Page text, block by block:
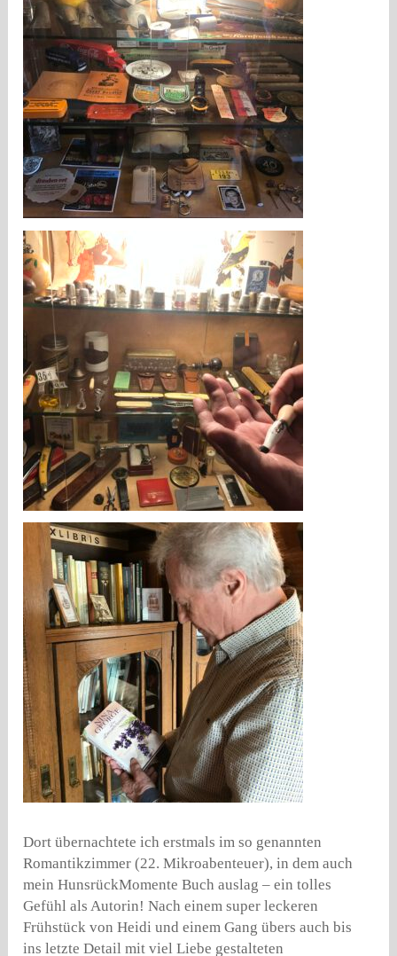
Dort übernachtete ich erstmals im so genannten
Romantikzimmer (22. Mikroabenteuer), in dem auch
mein HunsrückMomente Buch auslag – ein tolles
Gefühl als Autorin! Nach einem super leckeren
Frühstück von Heidi und einem Gang übers auch bis
ins letzte Detail mit viel Liebe gestalteten